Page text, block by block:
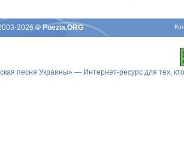
2026© Poezia.ORG
песня Украины» — Интернет-ресурс для тех,